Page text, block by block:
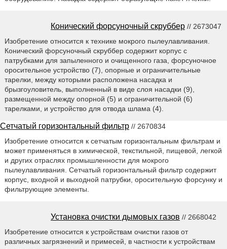
Конический форсуночный скруббер // 2673047
Изобретение относится к технике мокрого пылеулавливания.
Конический форсуночный скруббер содержит корпус с
патрубками для запыленного и очищенного газа, форсуночное
оросительное устройство (7), опорные и ограничительные
тарелки, между которыми расположена насадка и
брызгоуловитель, выполненный в виде слоя насадки (9),
размещенной между опорной (5) и ограничительной (6)
тарелками, и устройство для отвода шлама (4).
Сетчатый горизонтальный фильтр // 2670834
Изобретение относится к сетчатым горизонтальным фильтрам и
может применяться в химической, текстильной, пищевой, легкой
и других отраслях промышленности для мокрого
пылеулавливания. Сетчатый горизонтальный фильтр содержит
корпус, входной и выходной патрубки, оросительную форсунку и
фильтрующие элементы.
Установка очистки дымовых газов // 2668042
Изобретение относится к устройствам очистки газов от
различных загрязнений и примесей, в частности к устройствам